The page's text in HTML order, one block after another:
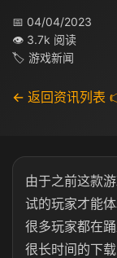
📅 04/04/2023
👁 3.7k 阅读
🏷 游戏新闻
← 返回资讯列表
由于之前这款
试的玩家才能
很多玩家都在
很长时间的下